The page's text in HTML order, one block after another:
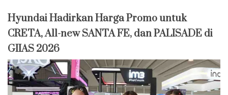
Hyundai Hadirkan Harga Promo untuk
CRETA, All-new SANTA FE, dan PALISADE di
GIIAS 2026